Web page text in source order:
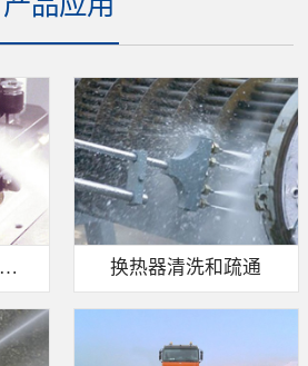
零部件高压去毛刺清洗 换热器清洗和疏通